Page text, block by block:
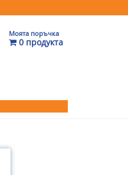
Моята поръчка
0 продукта